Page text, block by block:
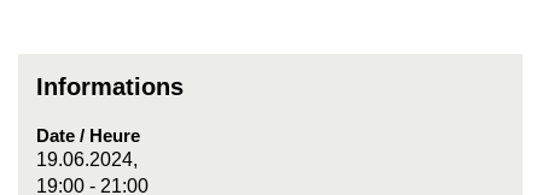
Informations
Date / Heure
19.06.2024,
19:00 - 21:00